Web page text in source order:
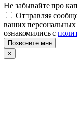
Не забывайте про
Отправляя
ваших
ознакомились с
Позвоните мне
×